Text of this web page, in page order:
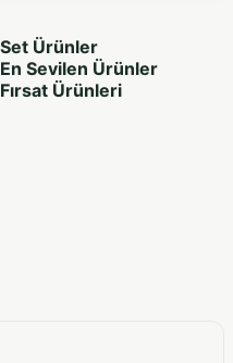
Set Ürünler
En Sevilen Ürünler
Fırsat Ürünleri